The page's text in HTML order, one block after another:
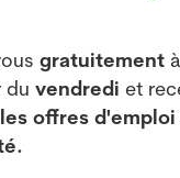
à notre
vendredi
gratuitement
du vendredi et
offres d'emploi